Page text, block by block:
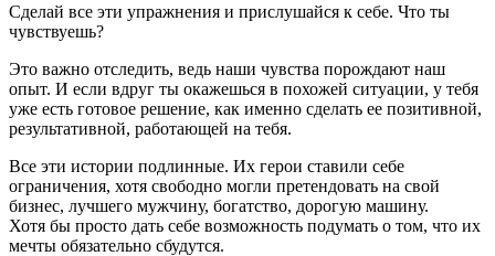
Сделай все эти упражнения и прислушайся к себе. Что ты
чувствуешь?
Это важно отследить, ведь наши чувства порождают наш
опыт. И если вдруг ты окажешься в похожей ситуации, у тебя
уже есть готовое решение, как именно сделать ее позитивной,
результативной, работающей на тебя.
Все эти истории подлинные. Их герои ставили себе
ограничения, хотя свободно могли претендовать на свой
бизнес, лучшего мужчину, богатство, дорогую машину.
Хотя бы просто дать себе возможность подумать о том, что их
мечты обязательно сбудутся.